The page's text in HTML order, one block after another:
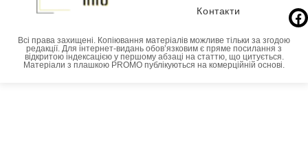
Контакти
Всі права захищені. Копіювання матеріалів можливе тільки за згодою
редакції. Для інтернет-видань обовʼязковим є пряме посилання з
відкритою індексацією у першому абзаці на статтю, що цитується.
Матеріали з плашкою PROMO публікуються на комерційній основі.